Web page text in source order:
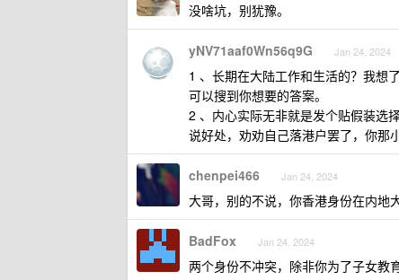
没啥坑，别犹豫。
yNV71aaf0Wn56q9G Jan 24, 2024
1 、长期在大陆工作和生活的？我想
可以搜到你想要的答案。
2 、内心实际无非就是发个贴假装选
说好处，劝劝自己落港户罢了，你那
chenpei466 Jan 24, 2024
大哥，别的不说，你香港身份在内地
BadFox Jan 24, 2024
两个身份不冲突，除非你为了子女教